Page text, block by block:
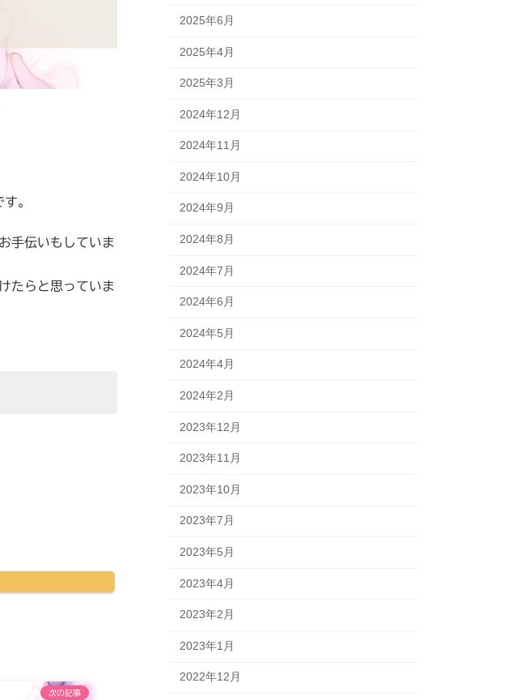
。
手伝いもしていま
たらと思っていま
次の記事
2025年6月
2025年4月
2025年3月
2024年12月
2024年11月
2024年10月
2024年9月
2024年8月
2024年7月
2024年6月
2024年5月
2024年4月
2024年2月
2023年12月
2023年11月
2023年10月
2023年7月
2023年5月
2023年4月
2023年2月
2023年1月
2022年12月